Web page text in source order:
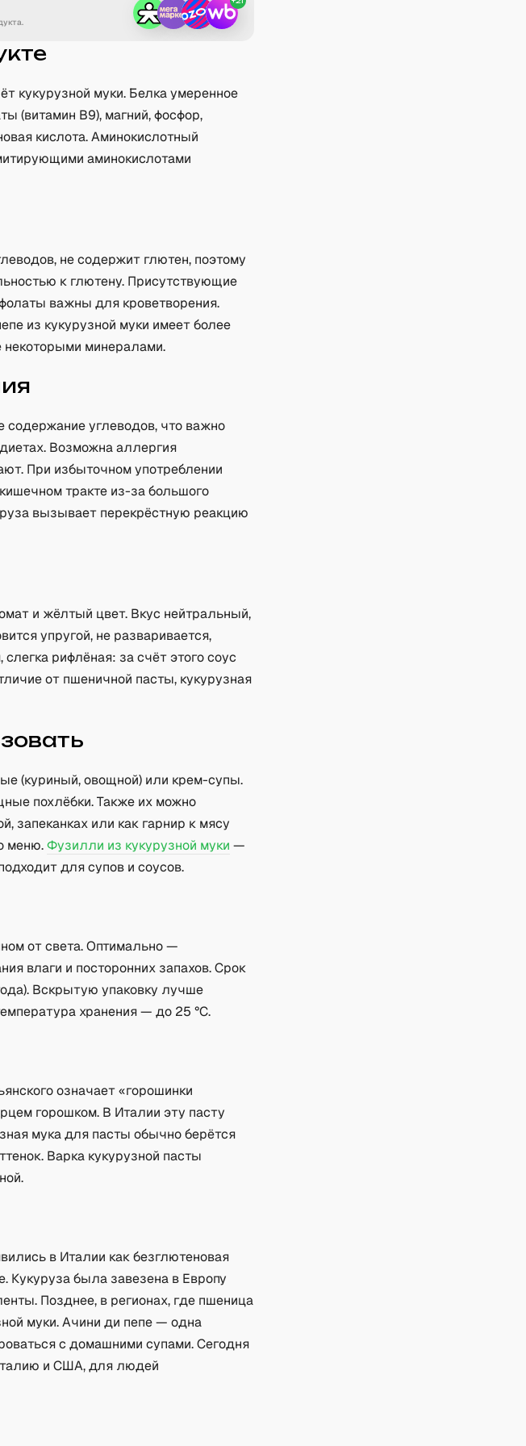
кукурузной муки. Белка умеренное
(витамин B9), магний, фосфор,
кислота. Аминокислотный
аминокислотами
не содержит глютен, поэтому
к глютену. Присутствующие
важны для кроветворения.
из кукурузной муки имеет более
некоторыми минералами.
углеводов, что важно
Возможна аллергия
При избыточном употреблении
тракте из-за большого
вызывает перекрёстную реакцию
и жёлтый цвет. Вкус нейтральный,
упругой, не разваривается,
рифлёная: за счёт этого соус
от пшеничной пасты, кукурузная
(куриный, овощной) или крем-супы.
похлёбки. Также их можно
запеканках или как гарнир к мясу
меню.Фузилли из кукурузной муки —
для супов и соусов.
от света. Оптимально —
влаги и посторонних запахов. Срок
Вскрытую упаковку лучше
хранения — до 25 °C.
означает «горошинки
горошком. В Италии эту пасту
мука для пасты обычно берётся
Варка кукурузной пасты
в Италии как безглютеновая
Кукуруза была завезена в Европу
Позднее, в регионах, где пшеница
муки. Ачини ди пепе — одна
с домашними супами. Сегодня
и США, для людей